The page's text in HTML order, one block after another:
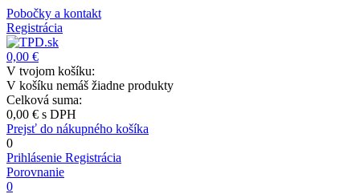
Pobočky a kontakt
Registrácia
0,00 €
V tvojom košíku:
V košíku nemáš žiadne produkty
Celková suma:
0,00 € s DPH
Prejsť do nákupného košíka
0
Prihlásenie Registrácia
Porovnanie
0